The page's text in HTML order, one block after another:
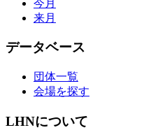
今月
来月
データベース
団体一覧
会場を探す
LHNについて